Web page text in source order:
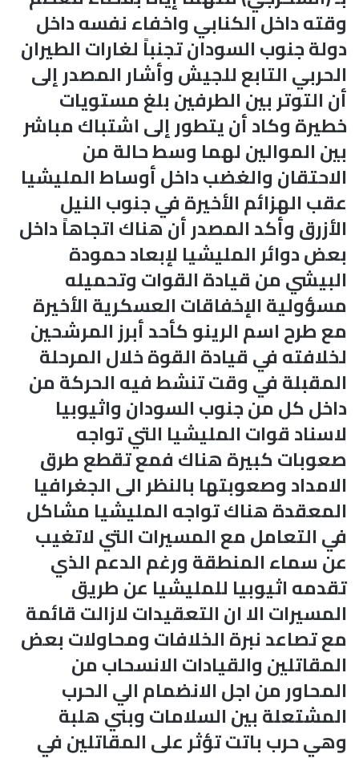
وقته داخل الكنابي واخفاء نفسه داخل
دولة جنوب السودان تجنباً لغارات الطيران
الحربي التابع للجيش وأشار المصدر إلى
أن التوتر بين الطرفين بلغ مستويات
خطيرة وكاد أن يتطور إلى اشتباك مباشر
بين الموالين لهما وسط حالة من
الاحتقان والغضب داخل أوساط المليشيا
عقب الهزائم الأخيرة في جنوب النيل
الأزرق وأكد المصدر أن هناك اتجاهاً داخل
بعض دوائر المليشيا لإبعاد حمودة
البيشي من قيادة القوات وتحميله
مسؤولية الإخفاقات العسكرية الأخيرة
مع طرح اسم الرينو كأحد أبرز المرشحين
لخلافته في قيادة القوة خلال المرحلة
المقبلة في وقت تنشط فيه الحركة من
داخل كل من جنوب السودان واثيوبيا
لاسناد قوات المليشيا التي تواجه
صعوبات كبيرة هناك فمع تقطع طرق
الامداد وصعوبتها بالنظر الى الجغرافيا
المعقدة هناك تواجه المليشيا مشاكل
في التعامل مع المسيرات التي لاتغيب
عن سماء المنطقة ورغم الدعم الذي
تقدمه اثيوبيا للمليشيا عن طريق
المسيرات الا ان التعقيدات لازالت قائمة
مع تصاعد نبرة الخلافات ومحاولات بعض
المقاتلين والقيادات الانسحاب من
المحاور من اجل الانضمام الي الحرب
المشتعلة بين السلامات وبني هلبة
وهي حرب باتت تؤثر على المقاتلين في